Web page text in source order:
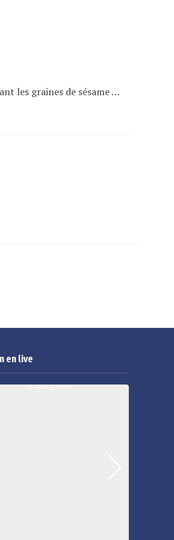
les graines de sésame …
en live